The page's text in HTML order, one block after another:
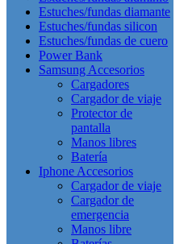
Estuches/fundas diamante
Estuches/fundas silicon
Estuches/fundas de cuero
Power Bank
Samsung Accesorios
Cargadores
Cargador de viaje
Protector de
pantalla
Manos libres
Batería
Iphone Accesorios
Cargador de viaje
Cargador de
emergencia
Manos libre